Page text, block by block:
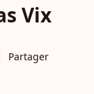
Vix
Partager